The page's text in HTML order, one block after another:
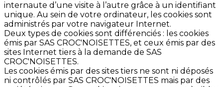
internaute d’une visite à l’autre grâce à un identifiant
unique. Au sein de votre ordinateur, les cookies sont
administrés par votre navigateur Internet.
Deux types de cookies sont différenciés : les cookies
émis par SAS CROC'NOISETTES, et ceux émis par des
sites Internet tiers à la demande de SAS
CROC'NOISETTES.
Les cookies émis par des sites tiers ne sont ni déposés
ni contrôlés par SAS CROC'NOISETTES mais par des